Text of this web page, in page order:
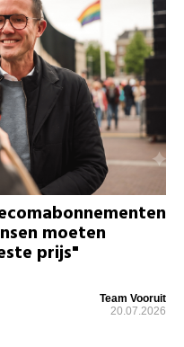
moeten
prijs"
Team Vooruit
20.07.2026